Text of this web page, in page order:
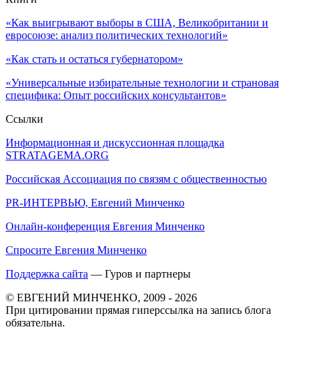
«Как выигрывают выборы в США, Великобритании и
евросоюзе: анализ политических технологий»
«Как стать и остаться губернатором»
«Универсальные избирательные технологии и страновая
специфика: Опыт российских консультантов»
Ссылки
Информационная и дискуссионная площадка
STRATAGEMA.ORG
Российская Ассоциация по связям с общественностью
PR-ИНТЕРВЬЮ, Евгений Минченко
Онлайн-конференция Евгения Минченко
Спросите Евгения Минченко
Поддержка сайта — Гуров и партнеры
© ЕВГЕНИЙ МИНЧЕНКО, 2009 - 2026
При цитировании прямая гиперссылка на запись блога
обязательна.